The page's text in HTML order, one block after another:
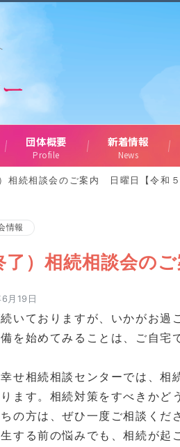
団体概要
Profile
新着情報
News
）相続相談会のご案内 日曜日【令和５
情報
了）相続相談会の
月19日
いておりますが、いかがお過
を始めてみることは、ご自宅
せ相続相談センターでは、相
ます。相続対策をすべきかど
の方は、ぜひ一度ご相談くだ
する前の悩みでも、相続が起